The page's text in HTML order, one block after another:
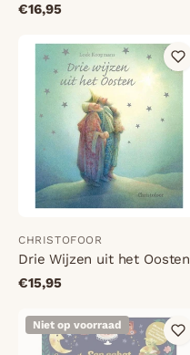
€16,95
CHRISTOFOOR
Drie Wijzen uit het Oosten
€15,95
Niet op voorraad